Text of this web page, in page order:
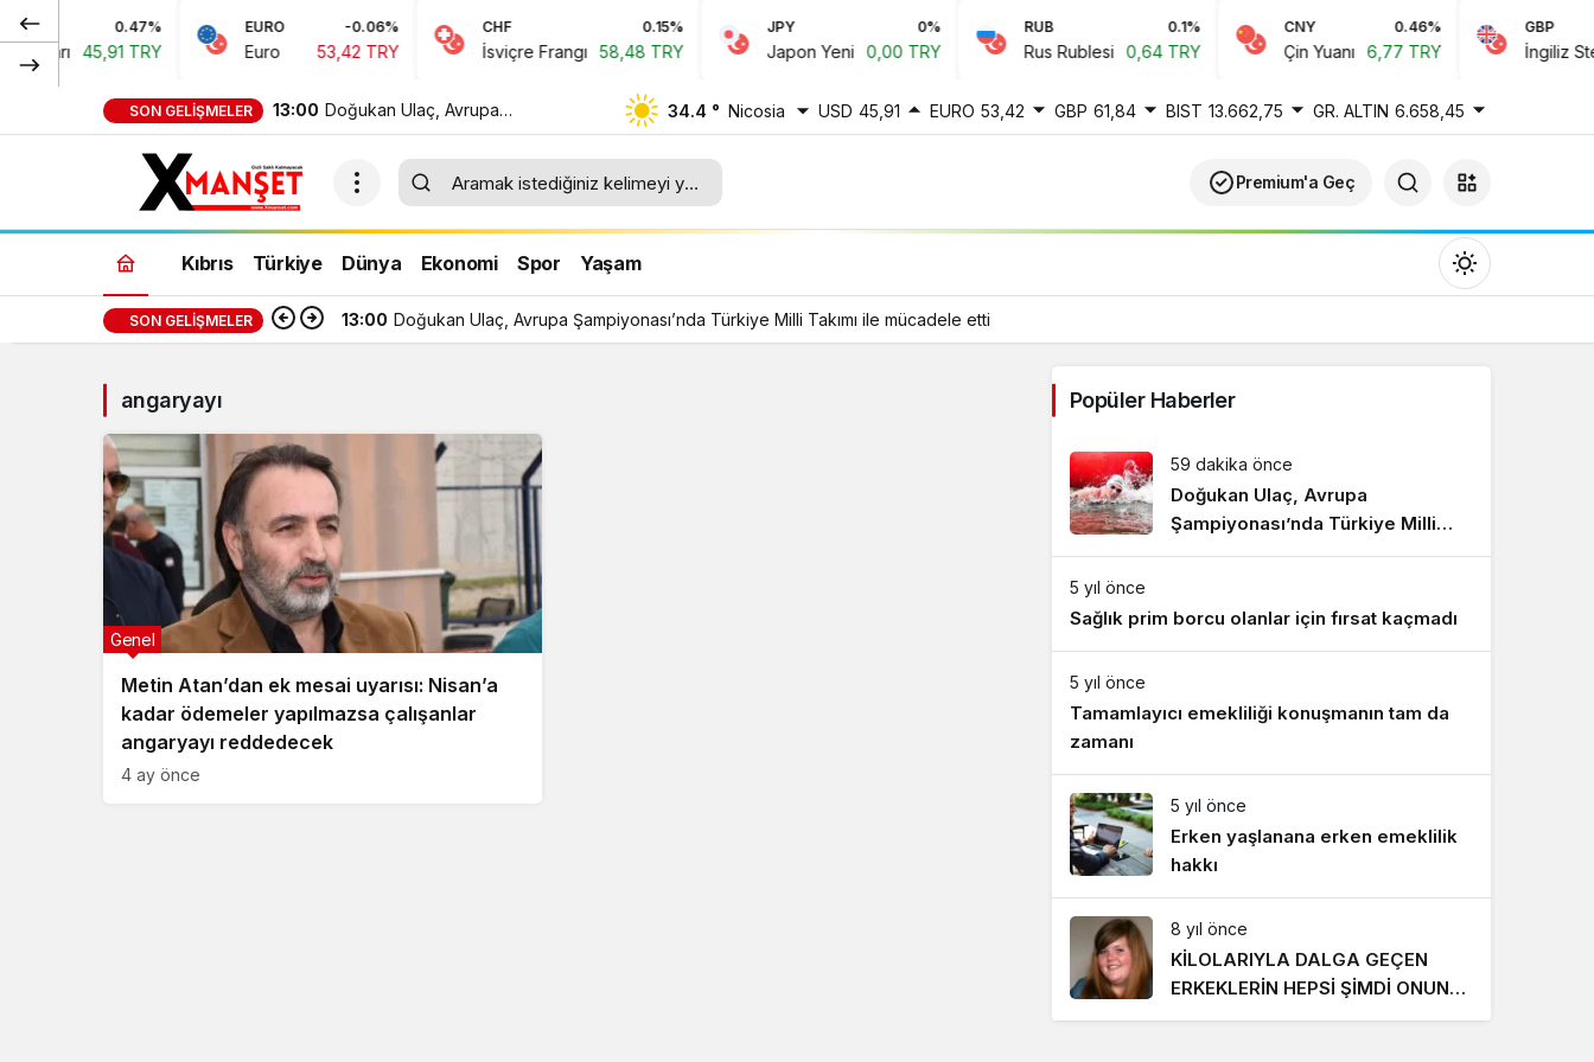
0.47%
45,91 TRY
EURO -0.06%
Euro 53,42 TRY
CHF 0.15%
İsviçre Frangı 58,48 TRY Japon Yeni 0,00 TRY
RUB 0.1%
Rus Rublesi 0,64 TRY
CNY 0.46%
Çin Yuanı 6,77 TRY
GBP
İngiliz
SON GELIŞMELER 13:00 Doğukan Ulaç, Avrupa
Şampiyonası’nda Türkiye Milli
Takımı ile mücadele etti
34.4 ° Nicosia USD 45,91 EURO 53,42 GBP 61,84 BIST 13.662,75 GR. ALTIN 6.658,45
Premium'a Geç
Kıbrıs Türkiye Dünya Ekonomi Spor Yaşam
Gündüz modunu seçin.
SON GELIŞMELER 13:00 Doğukan Ulaç, Avrupa Şampiyonası’nda Türkiye Milli Takımı ile mücadele etti
angaryayı
Metin Atan’dan ek mesai uyarısı: Nisan’a
kadar ödemeler yapılmazsa çalışanlar
angaryayı reddedecek
Genel
4 ay önce
Popüler Haberler
59 dakika önce
Doğukan Ulaç, Avrupa
Şampiyonası’nda Türkiye Milli
Takımı ile mücadele etti
5 yıl önce
Sağlık prim borcu olanlar için fırsat kaçmadı
5 yıl önce
Tamamlayıcı emekliliği konuşmanın tam da
zamanı
5 yıl önce
Erken yaşlanana erken emeklilik
hakkı
8 yıl önce
KİLOLARIYLA DALGA GEÇEN
ERKEKLERİN HEPSİ ŞİMDİ ONUN
PEŞİNDE! SON HALİ İNANILMAZ